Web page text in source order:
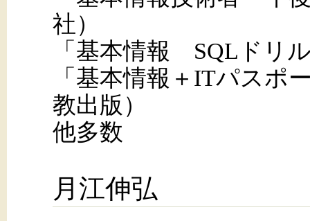
社）
「基本情報 SQLドリ
「基本情報＋ITパス
教出版）
他多数
月江伸弘